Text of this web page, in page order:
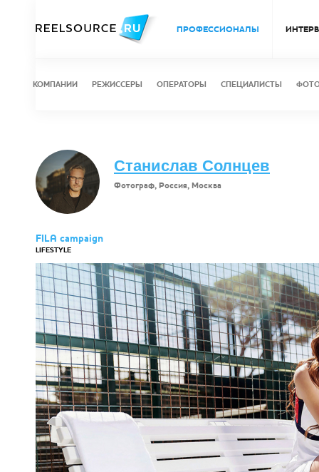
ПРОФЕССИОНАЛЫ
КОМПАНИИ РЕЖИССЕРЫ ОПЕРАТОРЫ СПЕЦИАЛИСТЫ
Станислав Солнцев
Фотограф, Россия, Москва
FILA campaign
LIFESTYLE